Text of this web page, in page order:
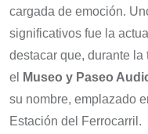
cargada de emoción.
significativos fue la
destacar que, durante
el
Museo y Paseo
su nombre, emplazado
Estación del Ferrocarril.